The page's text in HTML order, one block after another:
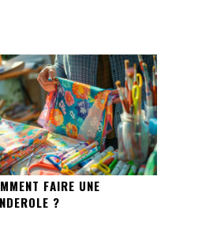
FAIRE UNE
?